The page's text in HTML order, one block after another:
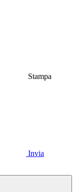
Stampa
Invia